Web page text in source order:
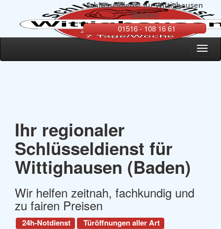
Schlüsseldienst für Wittighausen
(Baden)
01516 - 108 16 61
Ihr regionaler
Schlüsseldienst für
Wittighausen (Baden)
Wir helfen zeitnah, fachkundig und
zu fairen Preisen
24h-Notdienst
Türöffnungen aller Art